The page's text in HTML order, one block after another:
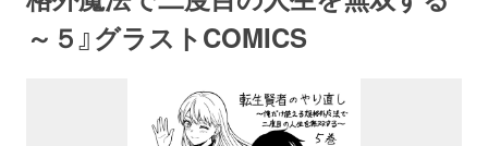
～５』グラストCOMICS
アイドル